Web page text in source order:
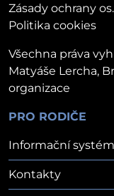
PRO RODIČE
Informační
Kontakty
Zásady ochrany
Politika cookies
Všechna práva
Matyáše Lercha,
organizace